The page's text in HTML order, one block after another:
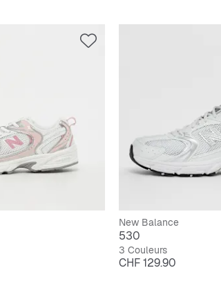
New Balance
530
3 Couleurs
Prix
CHF 129.90